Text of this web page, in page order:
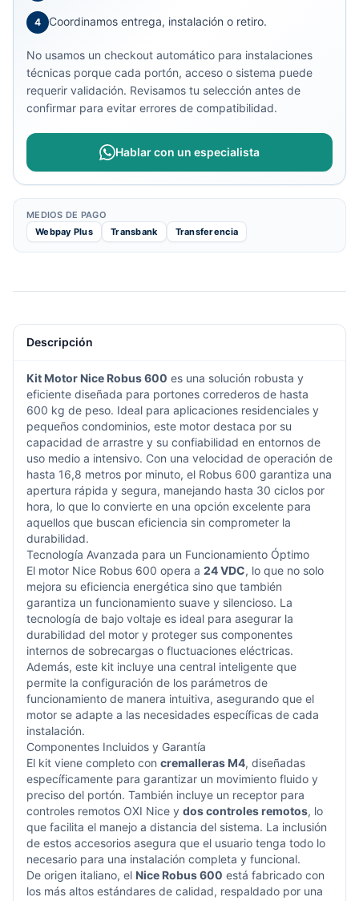
4 Coordinamos entrega, instalación o retiro.
No usamos un checkout automático para instalaciones
técnicas porque cada portón, acceso o sistema puede
requerir validación. Revisamos tu selección antes de
confirmar para evitar errores de compatibilidad.
Hablar con un especialista
MEDIOS DE PAGO
Webpay Plus
Transbank Transferencia
Descripción
Kit Motor Nice Robus 600 es una solución robusta y
eficiente diseñada para portones correderos de hasta
600 kg de peso. Ideal para aplicaciones residenciales y
pequeños condominios, este motor destaca por su
capacidad de arrastre y su confiabilidad en entornos de
uso medio a intensivo. Con una velocidad de operación de
hasta 16,8 metros por minuto, el Robus 600 garantiza una
apertura rápida y segura, manejando hasta 30 ciclos por
hora, lo que lo convierte en una opción excelente para
aquellos que buscan eficiencia sin comprometer la
durabilidad.
Tecnología Avanzada para un Funcionamiento Óptimo
El motor Nice Robus 600 opera a 24 VDC, lo que no solo
mejora su eficiencia energética sino que también
garantiza un funcionamiento suave y silencioso. La
tecnología de bajo voltaje es ideal para asegurar la
durabilidad del motor y proteger sus componentes
internos de sobrecargas o fluctuaciones eléctricas.
Además, este kit incluye una central inteligente que
permite la configuración de los parámetros de
funcionamiento de manera intuitiva, asegurando que el
motor se adapte a las necesidades específicas de cada
instalación.
Componentes Incluidos y Garantía
El kit viene completo con cremalleras M4, diseñadas
específicamente para garantizar un movimiento fluido y
preciso del portón. También incluye un receptor para
controles remotos OXI Nice y dos controles remotos, lo
que facilita el manejo a distancia del sistema. La inclusión
de estos accesorios asegura que el usuario tenga todo lo
necesario para una instalación completa y funcional.
De origen italiano, el Nice Robus 600 está fabricado con
los más altos estándares de calidad, respaldado por una